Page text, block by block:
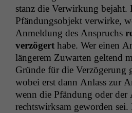
stanz die Ver­wirkung bejaht.
Pfän­dung­sob­jekt ver­wirke,
Anmel­dung des Anspruchs
verzögert habe. Wer einen
län­gerem Zuwarten gel­tend
Gründe für die Verzögerung
wobei erst dann Anlass zur
wenn die Pfän­dung oder der
rechtswirk­sam gewor­den